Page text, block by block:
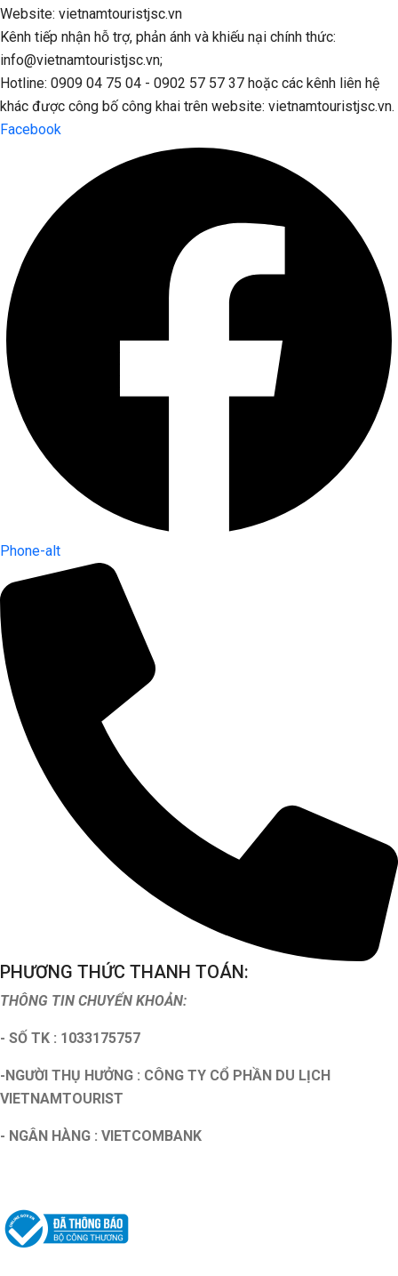
Website: vietnamtouristjsc.vn
Kênh tiếp nhận hỗ trợ, phản ánh và khiếu nại chính thức:
info@vietnamtouristjsc.vn;
Hotline: 0909 04 75 04 - 0902 57 57 37 hoặc các kênh liên hệ
khác được công bố công khai trên website: vietnamtouristjsc.vn.
Facebook
Phone-alt
PHƯƠNG THỨC THANH TOÁN:
THÔNG TIN CHUYỂN KHOẢN:
- SỐ TK : 1033175757
-NGƯỜI THỤ HƯỞNG : CÔNG TY CỔ PHẦN DU LỊCH
VIETNAMTOURIST
- NGÂN HÀNG : VIETCOMBANK